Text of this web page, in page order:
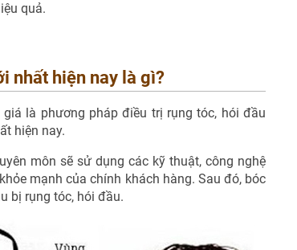
quả.
nhất hiện nay là gì?
là phương pháp điều trị rụng tóc, hói đầu
hiện nay.
môn sẽ sử dụng các kỹ thuật, công nghệ
mạnh của chính khách hàng. Sau đó, bóc
bị rụng tóc, hói đầu.